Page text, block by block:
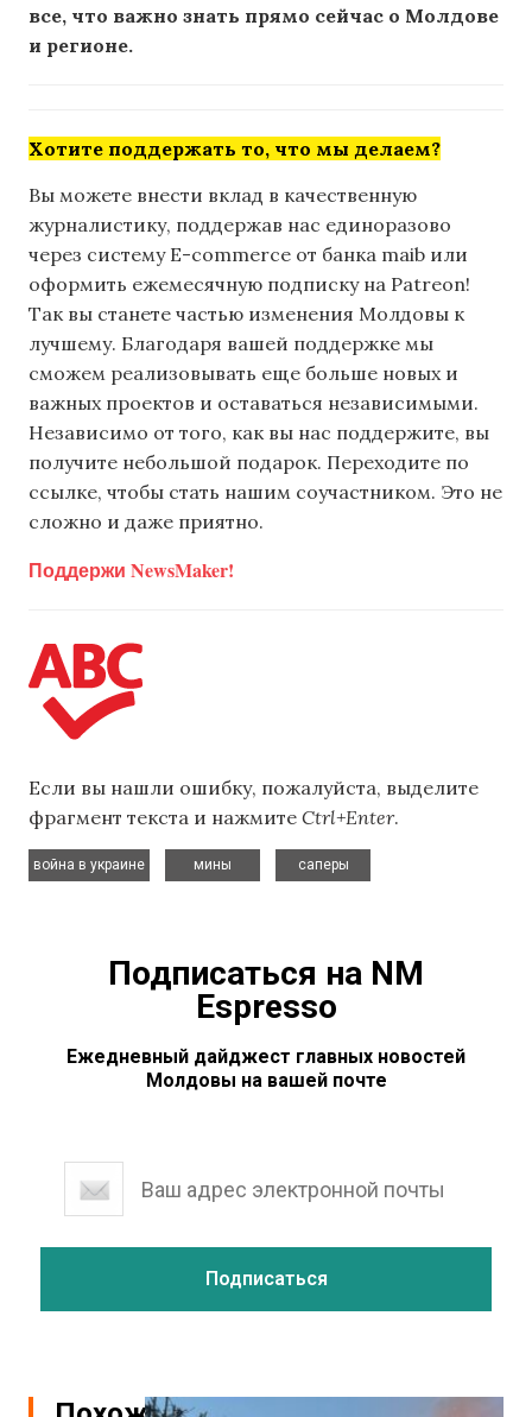
все, что важно знать прямо сейчас о Молдове
и регионе.
Хотите поддержать то, что мы делаем?
Вы можете внести вклад в качественную
журналистику, поддержав нас единоразово
через систему E-commerce от банка maib или
оформить ежемесячную подписку на Patreon!
Так вы станете частью изменения Молдовы к
лучшему. Благодаря вашей поддержке мы
сможем реализовывать еще больше новых и
важных проектов и оставаться независимыми.
Независимо от того, как вы нас поддержите, вы
получите небольшой подарок. Переходите по
ссылке, чтобы стать нашим соучастником. Это не
сложно и даже приятно.
Поддержи NewsMaker!
Если вы нашли ошибку, пожалуйста, выделите
фрагмент текста и нажмите Ctrl+Enter.
война в украине
мины
саперы
Подписаться на NM
Espresso
Ежедневный дайджест главных новостей
Молдовы на вашей почте